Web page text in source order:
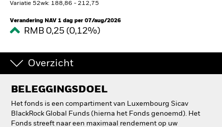
Variatie 52wk: 188,86 - 212,75
Verandering NAV 1 dag per 07/aug/2026
RMB 0,25 (0,12%)
Overzicht
BELEGGINGSDOEL
Het fonds is een compartiment van Luxembourg Sicav
BlackRock Global Funds (hierna het Fonds genoemd). Het
Fonds streeft naar een maximaal rendement op uw